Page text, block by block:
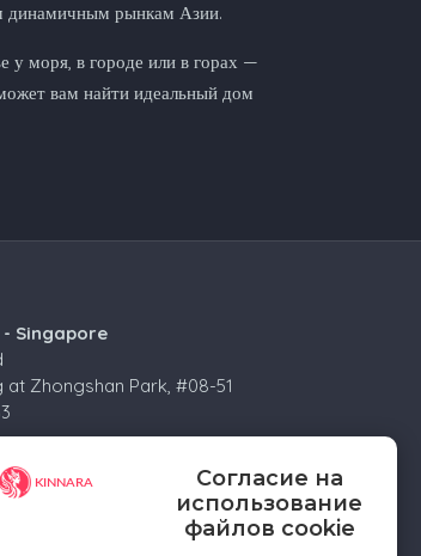
Согласие на
использование
файлов cookie
динамичным рынкам Азии.
у моря, в городе или в горах —
вам найти идеальный дом
Singapore
at Zhongshan Park, #08-51
Russia